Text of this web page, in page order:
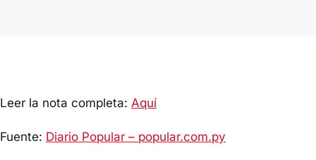
Leer la nota completa: Aquí
Fuente: Diario Popular – popular.com.py